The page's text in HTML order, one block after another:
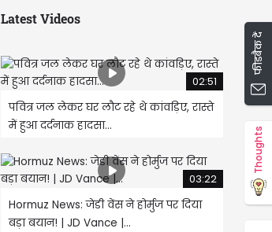
Latest Videos
02:51
पवित्र जल लेकर घर लौट रहे थे कांवड़िए, रास्ते
में हुआ दर्दनाक हादसा...
03:22
Hormuz News: जेडी वेंस ने होर्मुज पर दिया
बड़ा बयान! | JD Vance |...
फीडबैक दें
Thoughts